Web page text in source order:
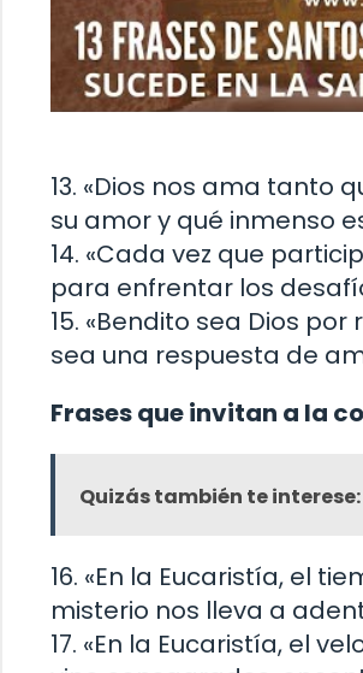
13. «Dios nos ama tanto
su amor y qué inmenso
14. «Cada vez que
para enfrentar los
15. «Bendito sea Dios
sea una respuesta de
Frases que invitan a la
Quizás también te interese:
16. «En la Eucaristía, el
misterio nos lleva a
17. «En la Eucaristía, el